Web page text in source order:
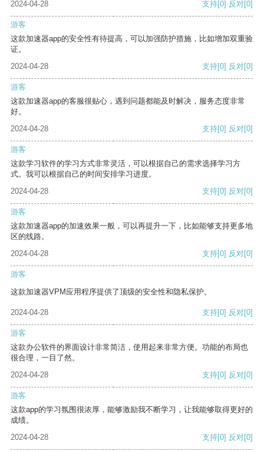
2024-04-28 支持[0] 反对[0]
游客
这款加速器app的安全性有待提高，可以加强防护措施，比如增加双重验
证。
2024-04-28
支持[0] 反对[0]
游客
这款加速器app的客服很贴心，遇到问题都能及时解决，服务态度非常
好。
2024-04-28
支持[0] 反对[0]
游客
这款学习软件的学习方式非常灵活，可以根据自己的需求选择学习方
式。我可以根据自己的时间安排学习进度。
2024-04-28
支持[0] 反对[0]
游客
这款加速器app的加速效果一般，可以再提升一下，比如能够支持更多地
区的线路。
2024-04-28
支持[0] 反对[0]
游客
这款加速器VPM应用程序提供了顶级的安全性和隐私保护。
2024-04-28 支持[0] 反对[0]
游客
这款办公软件的界面设计非常简洁，使用起来非常方便。功能的布局也
很合理，一目了然。
2024-04-28
支持[0] 反对[0]
游客
这款app的学习氛围很浓厚，能够激励我不断学习，让我能够取得更好的
成绩。
2024-04-28
支持[0] 反对[0]